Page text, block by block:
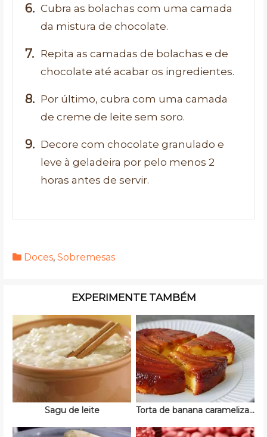
Cubra as bolachas com uma camada
da mistura de chocolate.
Repita as camadas de bolachas e de
chocolate até acabar os ingredientes.
Por último, cubra com uma camada
de creme de leite sem soro.
Decore com chocolate granulado e
leve à geladeira por pelo menos 2
horas antes de servir.
Doces, Sobremesas
EXPERIMENTE TAMBÉM
Sagu de leite Torta de banana caramelizada